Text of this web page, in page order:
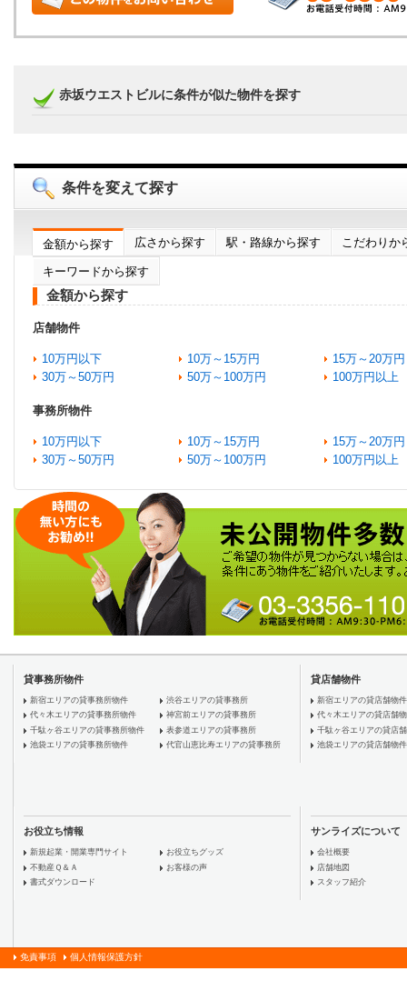
赤坂ウエストビルに条件が似た物件を探す
条件を変えて探す
金額から探す 広さから探す 駅・路線から探す こだわりか
キーワードから探す
金額から探す
店舗物件
10万円以下 10万～15万円
15万～20万円
30万～50万円
50万～100万円 100万円以上
事務所物件
10万円以下 10万～15万円
15万～20万円
30万～50万円
50万～100万円 100万円以上
貸事務所物件
新宿エリアの貸事務所物件
代々木エリアの貸事務所物件
千駄ヶ谷エリアの貸事務所物件
池袋エリアの貸事務所物件
渋谷エリアの貸事務所
神宮前エリアの貸事務所
表参道エリアの貸事務所
代官山恵比寿エリアの貸事務所
貸店舗物件
新宿エリアの貸店舗物件
代々木エリアの貸店舗
千駄ヶ谷エリアの貸店
池袋エリアの貸店舗物件
お役立ち情報
新規起業・開業専門サイト
不動産Ｑ＆Ａ
書式ダウンロード
お役立ちグッズ
お客様の声
サンライズについて
会社概要
店舗地図
スタッフ紹介
免責事項 個人情報保護方針